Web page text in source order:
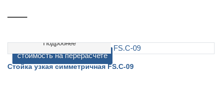
cтоимость на перерасчете
Подробнее
Стойка узкая симметричная FS.C-09